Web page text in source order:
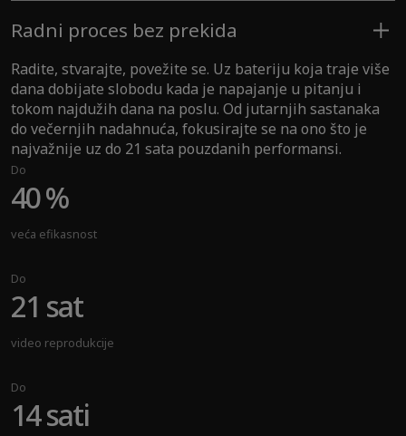
Radni proces bez prekida
Radite, stvarajte, povežite se. Uz bateriju koja traje više
dana dobijate slobodu kada je napajanje u pitanju i
tokom najdužih dana na poslu. Od jutarnjih sastanaka
do večernjih nadahnuća, fokusirajte se na ono što je
najvažnije uz do 21 sata pouzdanih performansi.
Do
40 %
veća efikasnost
Do
21 sat
video reprodukcije
Do
14 sati